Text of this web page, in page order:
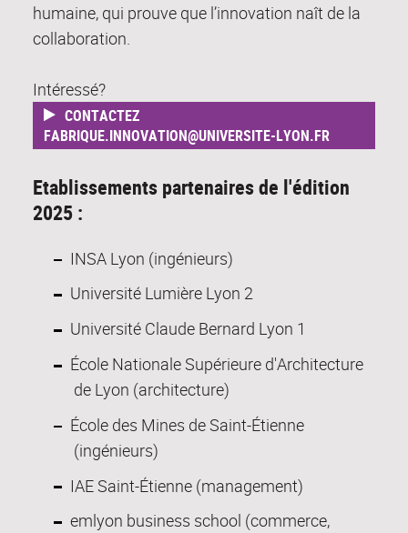
humaine, qui prouve que l’innovation naît de la
collaboration.
Intéressé?
CONTACTEZ
FABRIQUE.INNOVATION@UNIVERSITE-LYON.FR
Etablissements partenaires de l'édition
2025 :
INSA Lyon (ingénieurs)
Université Lumière Lyon 2
Université Claude Bernard Lyon 1
École Nationale Supérieure d'Architecture
de Lyon (architecture)
École des Mines de Saint-Étienne
(ingénieurs)
IAE Saint-Étienne (management)
emlyon business school (commerce,